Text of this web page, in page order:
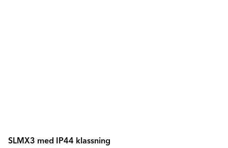
SLMX3 med IP44 klassning